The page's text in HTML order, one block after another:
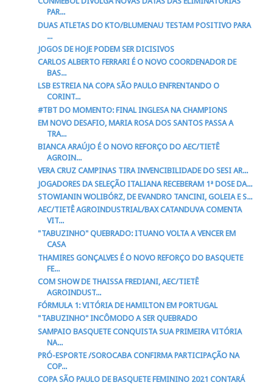
PAR...
DUAS ATLETAS DO KTO/BLUMENAU TESTAM POSITIVO PARA
...
JOGOS DE HOJE PODEM SER DICISIVOS
CARLOS ALBERTO FERRARI É O NOVO COORDENADOR DE
BAS...
LSB ESTREIA NA COPA SÃO PAULO ENFRENTANDO O
CORINT...
#TBT DO MOMENTO: FINAL INGLESA NA CHAMPIONS
EM NOVO DESAFIO, MARIA ROSA DOS SANTOS PASSA A
TRA...
BIANCA ARAÚJO É O NOVO REFORÇO DO AEC/TIETÊ
AGROIN...
VERA CRUZ CAMPINAS TIRA INVENCIBILIDADE DO SESI AR...
JOGADORES DA SELEÇÃO ITALIANA RECEBERAM 1ª DOSE DA...
STOWIANIN WOLIBÓRZ, DE EVANDRO TANCINI, GOLEIA E S...
AEC/TIETÊ AGROINDUSTRIAL/BAX CATANDUVA COMENTA
VIT...
"TABUZINHO" QUEBRADO: ITUANO VOLTA A VENCER EM
CASA
THAMIRES GONÇALVES É O NOVO REFORÇO DO BASQUETE
FE...
COM SHOW DE THAISSA FREDIANI, AEC/TIETÊ
AGROINDUST...
FÓRMULA 1: VITÓRIA DE HAMILTON EM PORTUGAL
"TABUZINHO" INCÔMODO A SER QUEBRADO
SAMPAIO BASQUETE CONQUISTA SUA PRIMEIRA VITÓRIA
NA...
PRÓ-ESPORTE /SOROCABA CONFIRMA PARTICIPAÇÃO NA
COP...
COPA SÃO PAULO DE BASQUETE FEMININO 2021 CONTARÁ